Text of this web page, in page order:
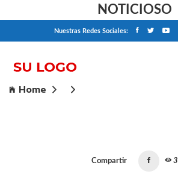
NOTICIOSO
Nuestras Redes Sociales:
Home
Compartir 3